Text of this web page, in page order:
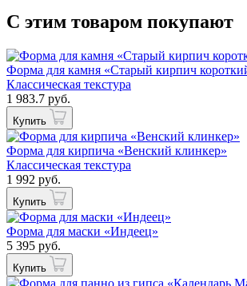
С этим товаром покупают
Форма для камня «Старый кирпич
Классическая текстура
1 983.7 руб.
Купить
Форма для кирпича «Венский клинкер»
Классическая текстура
1 992 руб.
Купить
Форма для маски «Индеец»
5 395 руб.
Купить